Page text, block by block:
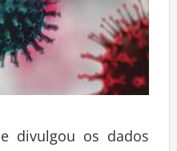
divulgou os dados